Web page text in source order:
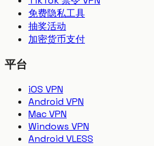
免费隐私工具
抽奖活动
加密货币支付
平台
iOS VPN
Android VPN
Mac VPN
Windows VPN
Android VLESS